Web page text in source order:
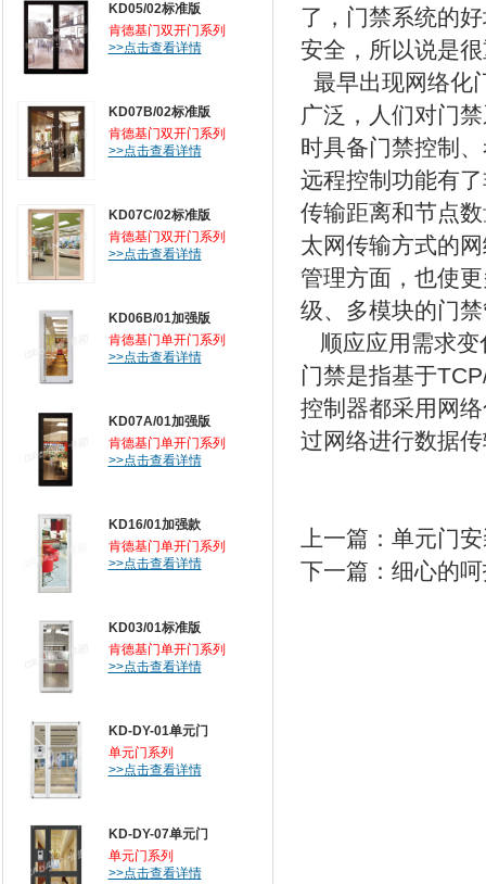
KD05/02标准版
肯德基门双开门系列
>>点击查看详情
KD07B/02标准版
肯德基门双开门系列
>>点击查看详情
KD07C/02标准版
肯德基门双开门系列
>>点击查看详情
KD06B/01加强版
肯德基门单开门系列
>>点击查看详情
KD07A/01加强版
肯德基门单开门系列
>>点击查看详情
KD16/01加强款
肯德基门单开门系列
>>点击查看详情
KD03/01标准版
肯德基门单开门系列
>>点击查看详情
KD-DY-01单元门
单元门系列
>>点击查看详情
KD-DY-07单元门
单元门系列
>>点击查看详情
了，门禁系统的
安全，所以说是
最早出现网络化
广泛，人们对门
时具备门禁控制
远程控制功能有
传输距离和节点
太网传输方式的
管理方面，也使
级、多模块的门
顺应应用需求变
门禁是指基于
控制器都采用网
过网络进行数据
上一篇：单元门
下一篇：细心的